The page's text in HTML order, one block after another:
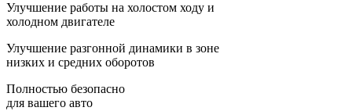
Улучшение работы на холостом ходу и
холодном двигателе
Улучшение разгонной динамики в зоне
низких и средних оборотов
Полностью безопасно
для вашего авто